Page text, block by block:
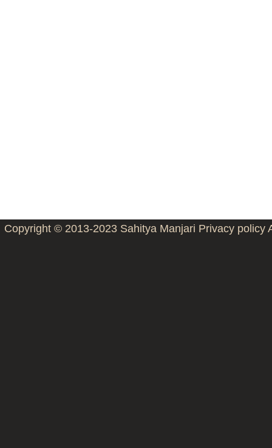
Copyright © 2013-2023 Sahitya Manjari Privacy policy